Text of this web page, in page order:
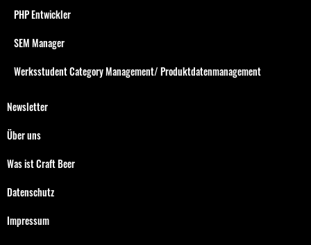
PHP Entwickler
SEM Manager
Werksstudent Category Management/ Produktdatenmanagement
Newsletter
Über uns
Was ist Craft Beer
Datenschutz
Impressum